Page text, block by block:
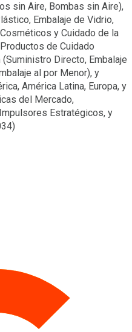
sin Aire, Bombas sin Aire),
Embalaje de Vidrio,
y Cuidado de la
de Cuidado
Directo, Embalaje
al por Menor), y
América Latina, Europa, y
del Mercado,
Estratégicos, y